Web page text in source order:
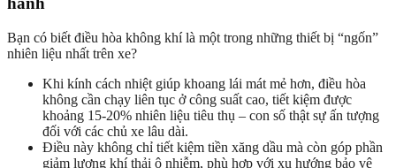
Bạn có biết điều hòa không khí là một trong những thiết bị “ngốn”
nhiên liệu nhất trên xe?
Khi kính cách nhiệt giúp khoang lái mát mẻ hơn, điều hòa
không cần chạy liên tục ở công suất cao, tiết kiệm được
khoảng 15-20% nhiên liệu tiêu thụ – con số thật sự ấn tượng
đối với các chủ xe lâu dài.
Điều này không chỉ tiết kiệm tiền xăng dầu mà còn góp phần
giảm lượng khí thải ô nhiễm, phù hợp với xu hướng bảo vệ